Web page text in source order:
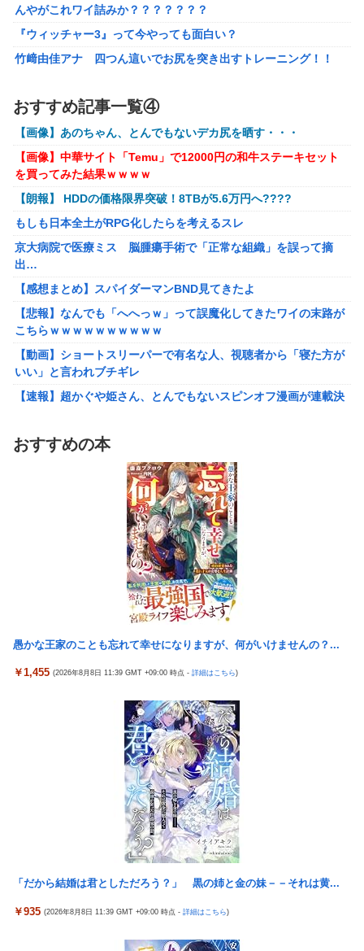
【艦これ】 なんか今回はE5は甲で当然みたいな流れあるよ
ね
もしも日本全土がRPG化したらを考えるスレ
【〈物語〉シリーズ】 セガ「忍野忍」「斧乃木余接」プラ
イズフィギュア【彩色原型公開】
【謎】『ダーク路線のドラクエ12』を発売中止にしないとい
けなかった理由ってガチでなに？とりあえすだせばいいやん
【ウマ娘】海外のファンアートからしか得られない栄養素が
ある。←「おデジ以外味付けが濃いな…」
キム・カッファン総合スレ
ムの敵ｗｗｗｗｗ
んやがこれワイ詰みか？？？？？？？
『ウィッチャー3』って今やっても面白い？
竹﨑由佳アナ 四つん這いでお尻を突き出すトレーニング！！
【涼宮ハルヒの憂鬱】Vivitフィギュア「涼宮ハルヒ」プライズフ
ィギュア【彩色原型公開】
【ボンバーガール】KONAMI「最愛チアモ」プライズフィギュア
【彩色原型公開】
【初音ミク】「PERIHAPI! おきがえちゅう ピアプロキャラクタ
ーズ 2」トレフィグ【予約開始】
【艦これ】イベントぼちぼち終わらせてる人増えてるけど、終わ
ったらみんな何してる？
【艦これ】デイス 他
【艦これ】けーかいじん 他
【画像】避難所のリアル、レベチｗｗｗｗｗｗｗｗｗｗｗｗｗｗ
ｗｗ
【悲報】財務省のエース、左遷へ。官邸幹部「政権に協力的でな
かったから」
ワイ「子供2人目欲しいんやが、、、」ヨッメ「金は？育児は？
【悲報】Google、Geminiのせいで史上初のマイナスキャッシュ
フローに陥る
【悲報】娘「吹奏楽部の顧問に楽器買えって言われた」親「いく
らなの？」娘「60万」
【動画】大阪府警のおっさん射殺映像が公開される。当然のよう
に無抵抗だったことが発覚
資産7億桐谷さん「お金を貯めすぎた。自分が死ぬことを想定し
てなかった。」←これ
韓国の人気コーヒーチェーン「ペクスダバン」が日本初上陸→東
京・新橋に１号店オープン
激混みのはずの東京駅で鍵が空いているコインロッカーが散見、
【画像】台湾とフランス、地震発生から6時間以内に設置した
「避難所」がこちらｗｗｗｗ
【悲報】息子がみいちゃんのママ、限界を迎える「もう無理。普
通の家庭を築きたい。普通の子育てをしたい。」
【悲報】エアコン業者、正論「エアコンスプレーなんて使わない
【胸糞】Zクソガキ、おばあちゃんをいじめて炎上するｗｗｗｗ
【悲報】ウミガメの赤ちゃんを放流した人、最悪の行動だと叩か
【艦これ】 なんか今回はE5は甲で当然みたいな流れあるよね
外国人「日本の未来は安泰だ」16歳MF三井寺眞、衝撃ゴール！
おすすめ記事一覧④
【画像】あのちゃん、とんでもないデカ尻を晒す・・・
【画像】中華サイト「Temu」で12000円の和牛ステーキセット
を買ってみた結果ｗｗｗｗ
【朗報】 HDDの価格限界突破！8TBが5.6万円へ????
もしも日本全土がRPG化したらを考えるスレ
京大病院で医療ミス 脳腫瘍手術で「正常な組織」を誤って摘
出…
【感想まとめ】スパイダーマンBND見てきたよ
【悲報】なんでも「へへっｗ」って誤魔化してきたワイの末路が
こちらｗｗｗｗｗｗｗｗｗｗ
【動画】ショートスリーパーで有名な人、視聴者から「寝た方が
いい」と言われブチギレ
【速報】超かぐや姫さん、とんでもないスピンオフ漫画が連載決
【艦これ】イベントぼちぼち終わらせてる人増えてるけど、終わ
ったらみんな何してる？
【艦これ】けーかいじん 他
韓国の人気コーヒーチェーン「ペクスダバン」が日本初上陸→東
京・新橋に１号店オープン
激混みのはずの東京駅で鍵が空いているコインロッカーが散見、
「ラッキー」と思って中を確認してみると……
秋田県職員さん、会見をバスローブ＆喫煙スタイルで対応してし
高配当をうたった「みんなで大家さん」→実態は2881億円の債務
超過
久保建英超え歴代2位の記録！3得点に絡む活躍で海外絶賛！【海
日本代表DF冨安健洋の英プレミア・クリスタルパレス加入が正式
決定 鎌田大地とチームメイトに
【懐古】5号機の時って面白いA+ARTがたくさんあって楽しかっ
【朗報】「eF機動戦士ガンダムSEEDクライマックス」導入記
念、このホール打ちたいキャンペーンが始まる。当たりやすい状
ー」に陥る
おすすめの本
愚かな王家のことも忘れて幸せになりますが、何がいけませんの？...
￥1,455 (2026年8月8日 11:39 GMT +09:00 時点 - 詳細はこちら)
「だから結婚は君としただろう？」 黒の姉と金の妹－－それは黄...
￥935 (2026年8月8日 11:39 GMT +09:00 時点 - 詳細はこちら)